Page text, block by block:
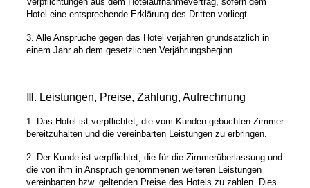
Hotel eine entsprechende Erklärung des Dritten vorliegt.
3. Alle Ansprüche gegen das Hotel verjähren grundsätzlich in
einem Jahr ab dem gesetzlichen Verjährungsbeginn.
Ⅲ. Leistungen, Preise, Zahlung, Aufrechnung
1. Das Hotel ist verpflichtet, die vom Kunden gebuchten Zimmer
bereitzuhalten und die vereinbarten Leistungen zu erbringen.
2. Der Kunde ist verpflichtet, die für die Zimmerüberlassung und
die von ihm in Anspruch genommenen weiteren Leistungen
vereinbarten bzw. geltenden Preise des Hotels zu zahlen. Dies